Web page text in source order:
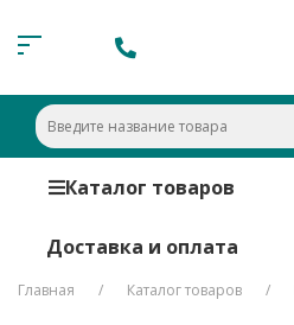
Каталог товаров
Доставка и оплата
Главная Каталог товаров